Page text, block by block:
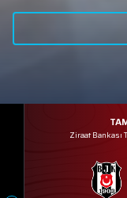
Ziraat Bankası